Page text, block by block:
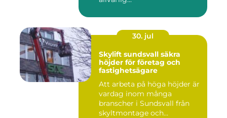
30. jul
Skylift sundsvall säkra
höjder för företag och
fastighetsägare
Att arbeta på höga höjder är
vardag inom många
branscher i Sundsvall från
skyltmontage och